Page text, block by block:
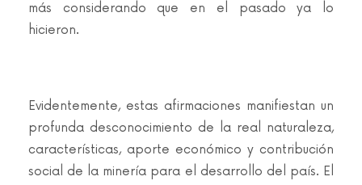
más considerando que en el pasado ya lo
hicieron.
Evidentemente, estas afirmaciones manifiestan un
profunda desconocimiento de la real naturaleza,
características, aporte económico y contribución
social de la minería para el desarrollo del país. El